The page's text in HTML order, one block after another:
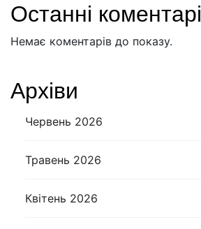
Останні коментарі
Немає коментарів до показу.
Архіви
Червень 2026
Травень 2026
Квітень 2026